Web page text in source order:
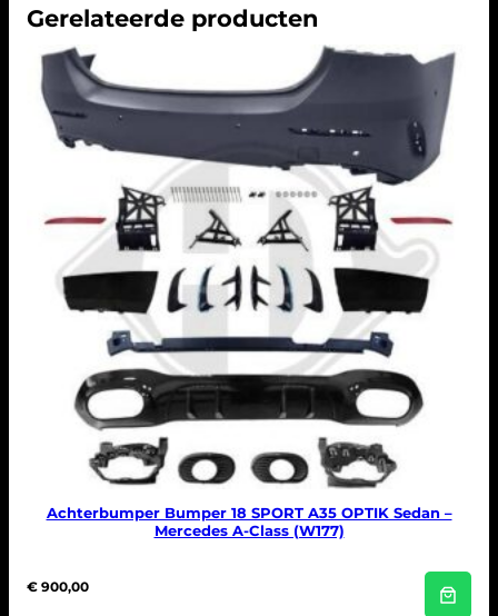
1
7
Gerelateerde producten
Achterbumper Bumper 18 SPORT A35 OPTIK Sedan –
Mercedes A-Class (W177)
€ 900,00